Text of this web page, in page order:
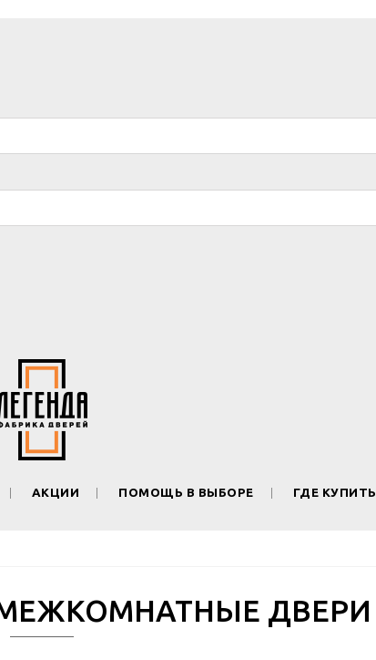
АКЦИИ ПОМОЩЬ В ВЫБОРЕ ГДЕ КУПИТЬ
ДВЕРИ